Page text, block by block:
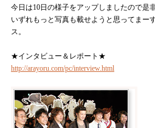
今日は10日の様子をアップしましたので是
いずれもっと写真も載せようと思ってまー
ス。
★インタビュー＆レポート★
http://arayoru.com/pc/interview.html